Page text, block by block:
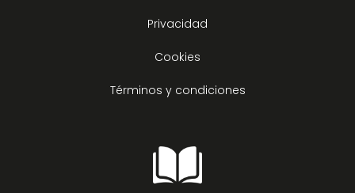
Privacidad
Cookies
Términos y condiciones